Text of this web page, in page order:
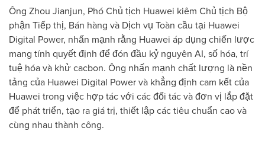
Ông Zhou Jianjun, Phó Chủ tịch Huawei kiêm Chủ tịch Bộ
phận Tiếp thị, Bán hàng và Dịch vụ Toàn cầu tại Huawei
Digital Power, nhấn mạnh rằng Huawei áp dụng chiến lược
mang tính quyết định để đón đầu kỷ nguyên AI, số hóa, trí
tuệ hóa và khử cacbon. Ông nhấn mạnh chất lượng là nền
tảng của Huawei Digital Power và khẳng định cam kết của
Huawei trong việc hợp tác với các đối tác và đơn vị lắp đặt
để phát triển, tạo ra giá trị, thiết lập các tiêu chuẩn cao và
cùng nhau thành công.